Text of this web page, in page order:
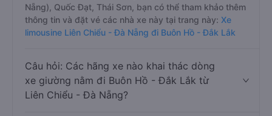
Nẵng), Quốc Đạt, Thái Sơn, bạn có thể tham khảo thêm
thông tin và đặt vé các nhà xe này tại trang này: Xe
limousine Liên Chiểu - Đà Nẵng đi Buôn Hồ - Đắk Lắk
Câu hỏi: Các hãng xe nào khai thác dòng
xe giường nằm đi Buôn Hồ - Đắk Lắk từ
Liên Chiểu - Đà Nẵng?